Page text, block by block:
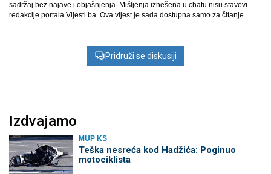
sadržaj bez najave i objašnjenja. Mišljenja iznešena u chatu nisu stavovi
redakcije portala Vijesti.ba. Ova vijest je sada dostupna samo za čitanje.
Pridruži se diskusiji
Izdvajamo
MUP KS
Teška nesreća kod Hadžića: Poginuo
motociklista